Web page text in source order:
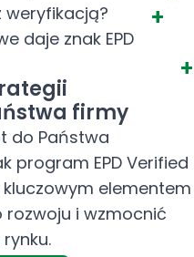
weryfikacją?
daje znak EPD
firmy
do Państwa
program EPD Verified
elementem
i wzmocnić